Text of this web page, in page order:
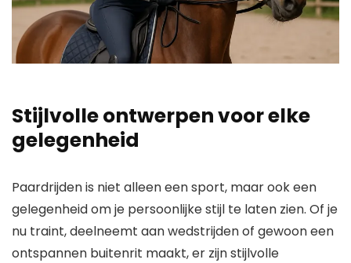
Stijlvolle ontwerpen voor elke
gelegenheid
Paardrijden is niet alleen een sport, maar ook een
gelegenheid om je persoonlijke stijl te laten zien. Of je
nu traint, deelneemt aan wedstrijden of gewoon een
ontspannen buitenrit maakt, er zijn stijlvolle